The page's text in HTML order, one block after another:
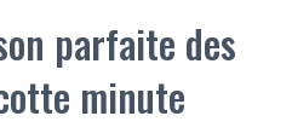
parfaite des
minute